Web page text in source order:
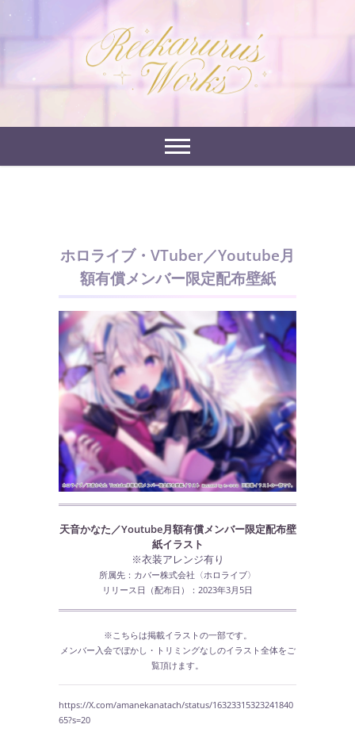
れーかるる's
works
れーかるるの運営するイラストポートフォリオサイ
トです。
ホロライブ・VTuber／Youtube月
額有償メンバー限定配布壁紙
天音かなた／Youtube月額有償メンバー限定配布壁
紙イラスト
※衣装アレンジ有り
所属先：カバー株式会社〈ホロライブ〉
リリース日（配布日）：2023年3月5日
※こちらは掲載イラストの一部です。
メンバー入会でぼかし・トリミングなしのイラスト全体をご
覧頂けます。
https://X.com/amanekanatach/status/16323315323241840
65?s=20